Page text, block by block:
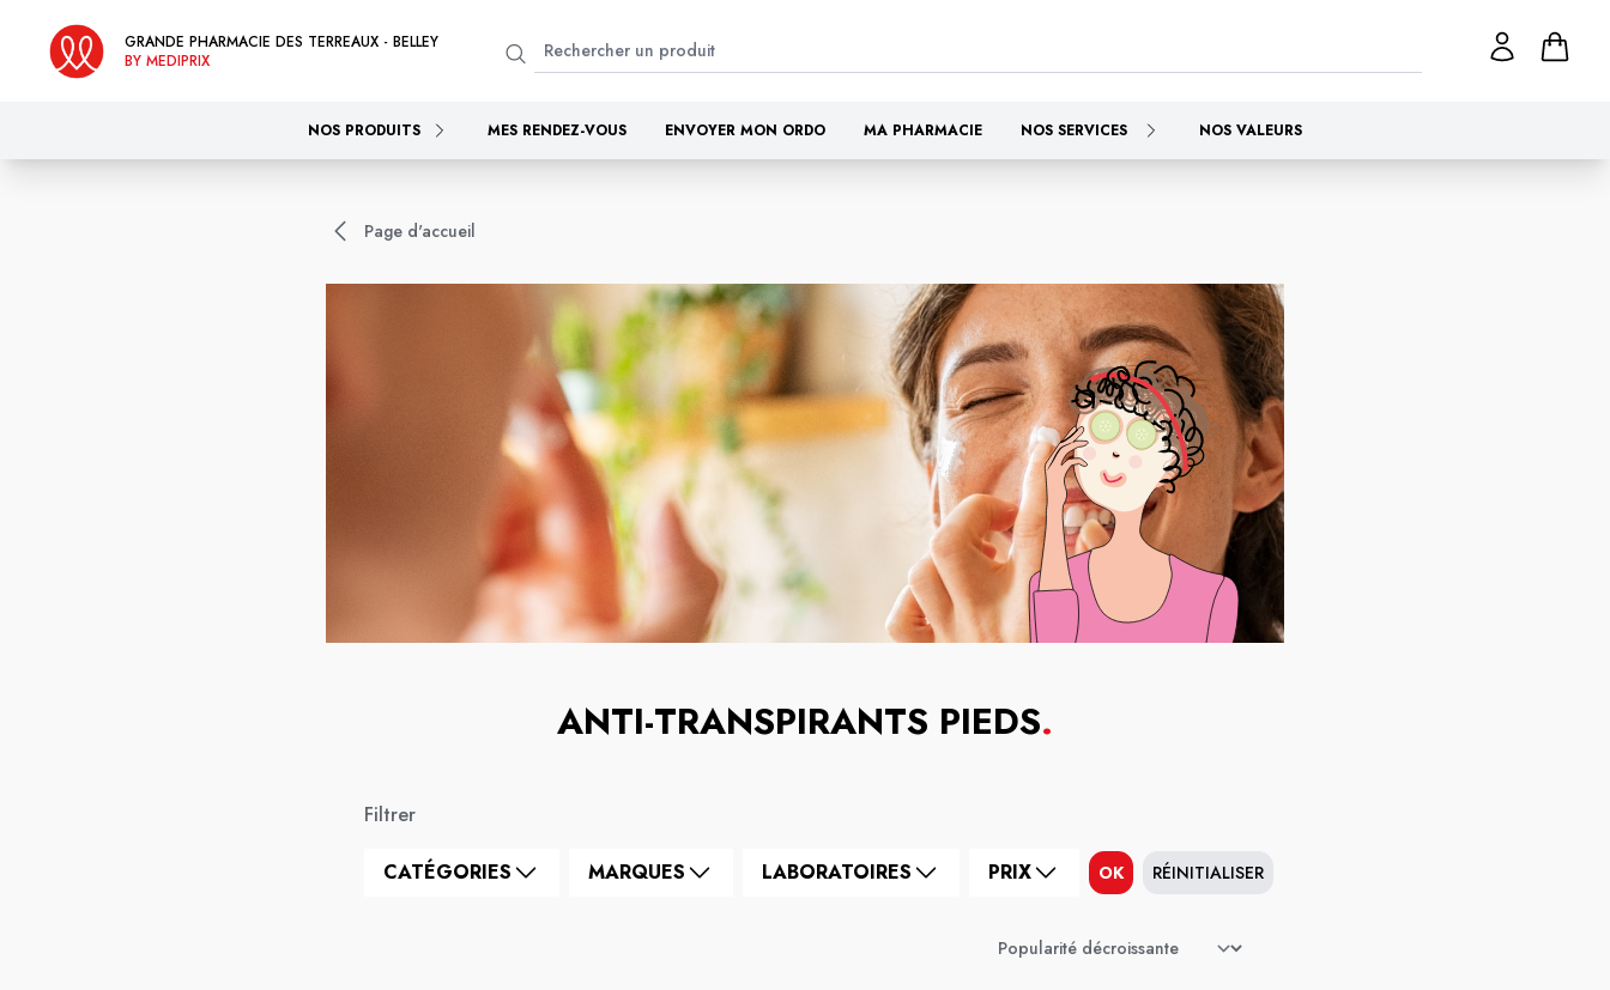
GRANDE PHARMACIE DES TERREAUX - BELLEY
BY MEDIPRIX
NOS PRODUITS MES RENDEZ-VOUS ENVOYER MON ORDO MA PHARMACIE NOS SERVICES NOS VALEURS
Page d'accueil
ANTI-TRANSPIRANTS PIEDS.
Filtrer
CATÉGORIES MARQUES LABORATOIRES PRIX OK RÉINITIALISER